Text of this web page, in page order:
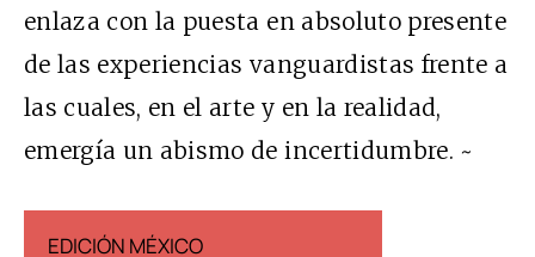
enlaza con la puesta en absoluto presente
de las experiencias vanguardistas frente a
las cuales, en el arte y en la realidad,
emergía un abismo de incertidumbre. ~
EDICIÓN MÉXICO